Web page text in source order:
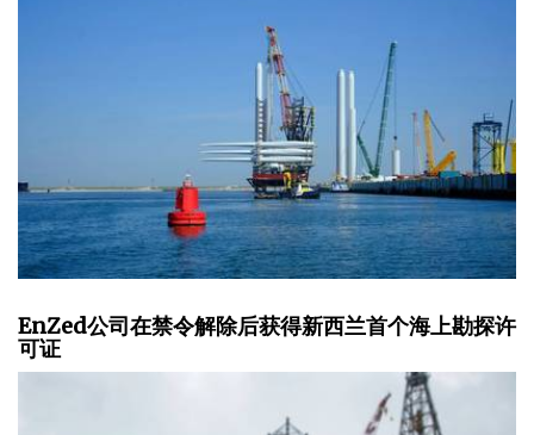
EnZed公司在禁令解除后获得新西兰首个海上勘探许
可证